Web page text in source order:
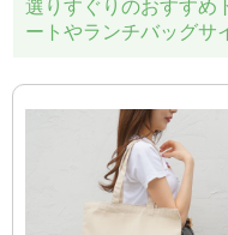
選りすぐりのおすすめ
ートやランチバッグサ